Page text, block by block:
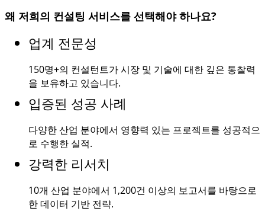
왜 저희의 컨설팅 서비스를 선택해야 하나요?
업계 전문성
150명+의 컨설턴트가 시장 및 기술에 대한 깊은 통찰력
을 보유하고 있습니다.
입증된 성공 사례
다양한 산업 분야에서 영향력 있는 프로젝트를 성공적으
로 수행한 실적.
강력한 리서치
10개 산업 분야에서 1,200건 이상의 보고서를 바탕으로
한 데이터 기반 전략.